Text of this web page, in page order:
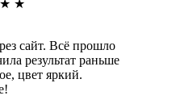
★ ★
сайт. Всё прошло
результат раньше
цвет яркий.